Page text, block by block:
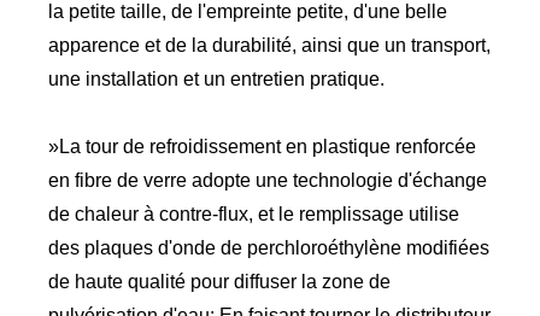
la petite taille, de l'empreinte petite, d'une belle
apparence et de la durabilité, ainsi que un transport,
une installation et un entretien pratique.
»La tour de refroidissement en plastique renforcée
en fibre de verre adopte une technologie d'échange
de chaleur à contre-flux, et le remplissage utilise
des plaques d'onde de perchloroéthylène modifiées
de haute qualité pour diffuser la zone de